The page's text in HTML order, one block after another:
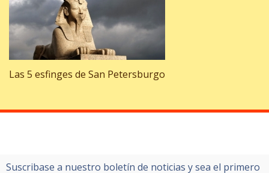
Las 5 esfinges de San Petersburgo
Suscribase a nuestro boletín de noticias y sea el primero